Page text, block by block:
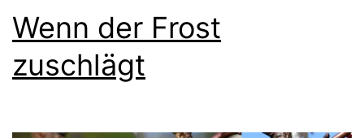
Wenn der Frost
zuschlägt